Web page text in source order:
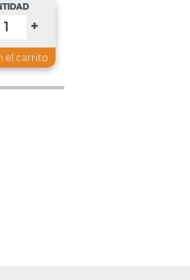
+
el carrito